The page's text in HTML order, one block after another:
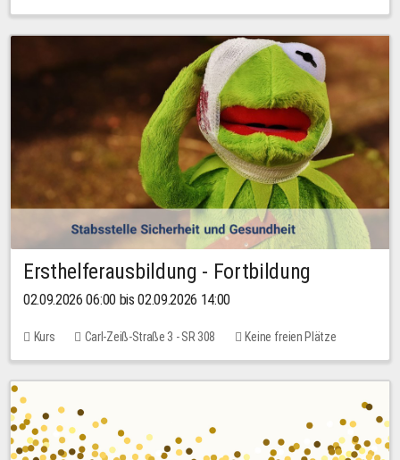
Ersthelferausbildung - Fortbildung
02.09.2026 06:00 bis 02.09.2026 14:00
Kurs Carl-Zeiß-Straße 3 - SR 308 Keine freien Plätze